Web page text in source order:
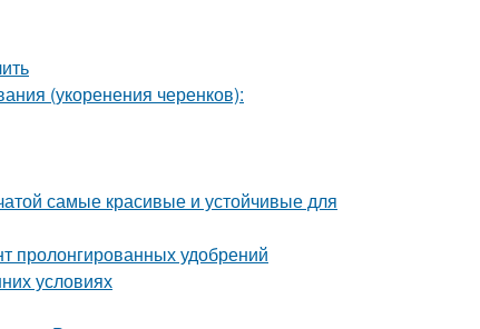
(укоренения черенков):
самые красивые и устойчивые для
пролонгированных удобрений
условиях